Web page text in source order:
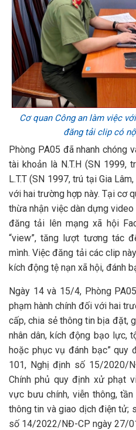
Cơ quan Công an làm việc
đăng tải clip có
Phòng PA05 đã nhanh chóng
tài khoản là N.T.H (SN 1999,
L.T.T (SN 1997, trú tại Gia
với hai trường hợp này. Tại cơ
thừa nhận việc dàn dựng
đăng tải lên mạng xã hội
“view”, tăng lượt tương tác
mình. Việc đăng tải các clip
kích động tệ nạn xã hội, đánh
Ngày 14 và 15/4, Phòng
phạm hành chính đối với hai
cấp, chia sẻ thông tin bịa đặt,
nhân dân, kích động bạo lực,
hoặc phục vụ đánh bạc”
101, Nghị định số 15/2020/
Chính phủ quy định xử phạt
vực bưu chính, viễn thông,
thông tin và giao dịch điện tử;
số 14/2022/NĐ-CP ngày 27/